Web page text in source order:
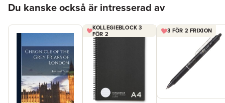
Du kanske också är intresserad av
KOLLEGIEBLOCK 3
FÖR 2
3 FÖR 2 FRIXION